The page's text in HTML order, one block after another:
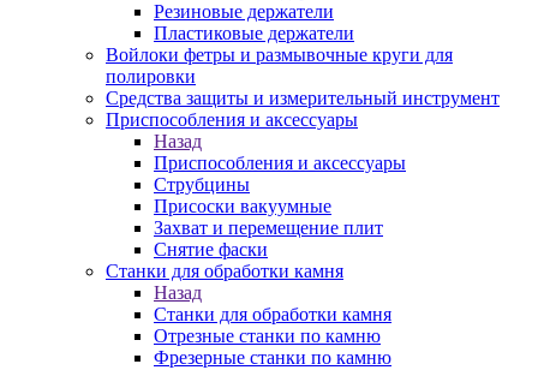
Резиновые держатели
Пластиковые держатели
Войлоки фетры и размывочные круги для
полировки
Средства защиты и измерительный инструмент
Приспособления и аксессуары
Назад
Приспособления и аксессуары
Струбцины
Присоски вакуумные
Захват и перемещение плит
Снятие фаски
Станки для обработки камня
Назад
Станки для обработки камня
Отрезные станки по камню
Фрезерные станки по камню